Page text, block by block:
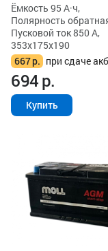
Ёмкость 95 А·ч,
Полярность
Пусковой ток 850 А,
353x175x190
667р. при сдаче акб
694р.
Купить